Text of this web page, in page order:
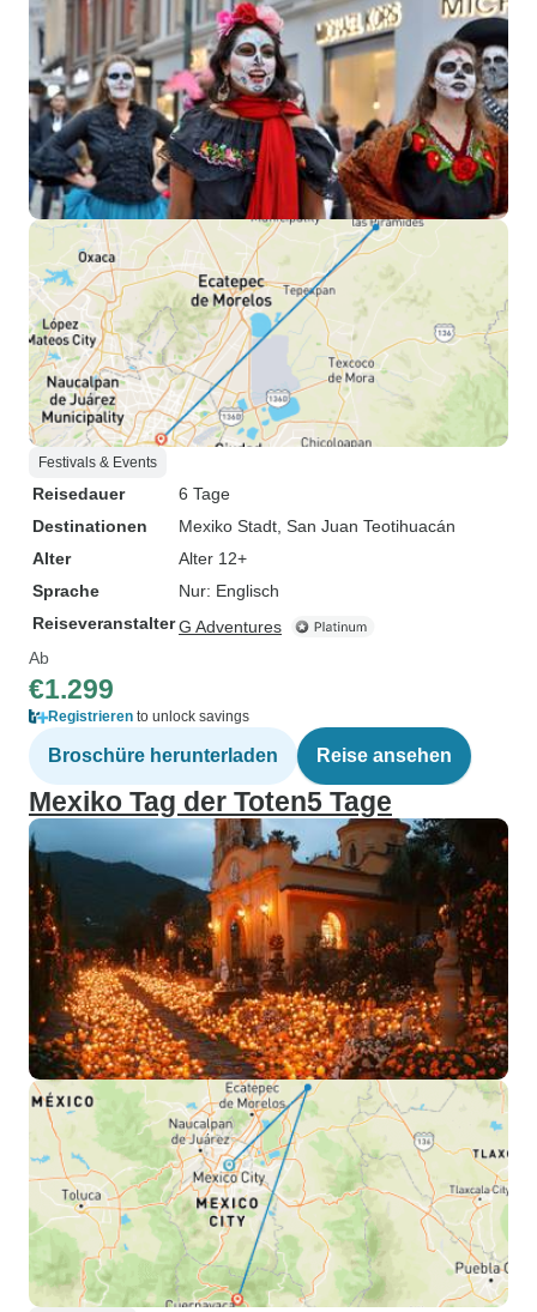
Festivals & Events
Reisedauer
6 Tage
Destinationen
Mexiko Stadt , San Juan Teotihuacán
Alter
Alter 12+
Sprache
Nur: Englisch
ReiseveranstalterG Adventures
Ab
€1.299
Registrieren to unlock savings
Broschüre herunterladen Reise ansehen
Mexiko Tag der Toten5 Tage